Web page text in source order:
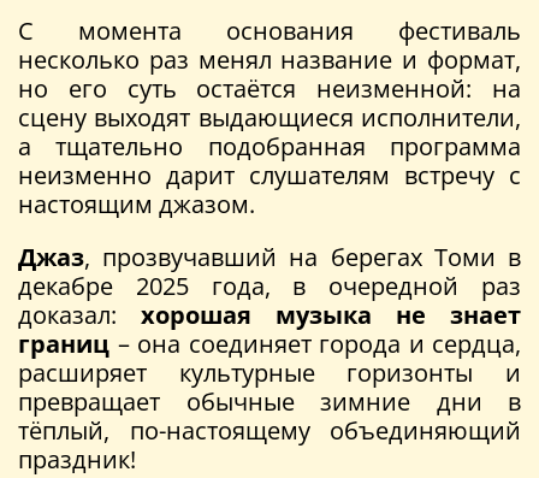
С момента основания фестиваль
несколько раз менял название и формат,
но его суть остаётся неизменной: на
сцену выходят выдающиеся исполнители,
а тщательно подобранная программа
неизменно дарит слушателям встречу с
настоящим джазом.
Джаз, прозвучавший на берегах Томи в
декабре 2025 года, в очередной раз
доказал: хорошая музыка не знает
границ – она соединяет города и сердца,
расширяет культурные горизонты и
превращает обычные зимние дни в
тёплый, по-настоящему объединяющий
праздник!